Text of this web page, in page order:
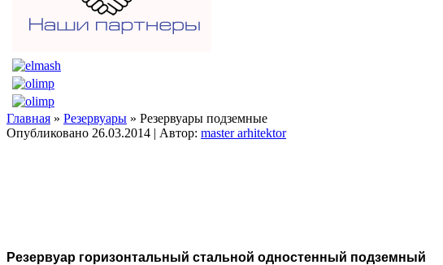
Главная » Резервуары » Резервуары подземные
Опубликовано 26.03.2014 | Автор: master arhitektor
Резервуар горизонтальный стальной одностенный подземный